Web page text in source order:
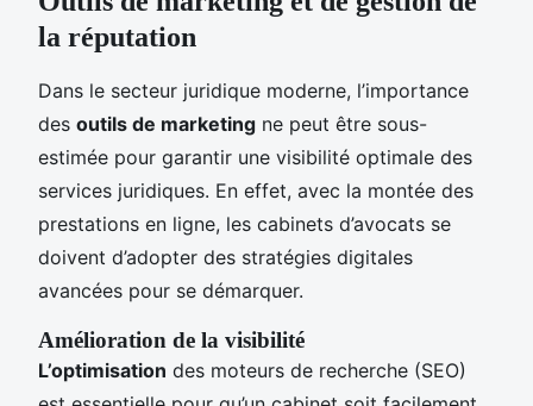
la réputation
Dans le secteur juridique moderne, l’importance
des outils de marketing ne peut être sous-
estimée pour garantir une visibilité optimale des
services juridiques. En effet, avec la montée des
prestations en ligne, les cabinets d’avocats se
doivent d’adopter des stratégies digitales
avancées pour se démarquer.
Amélioration de la visibilité
L’optimisation des moteurs de recherche (SEO)